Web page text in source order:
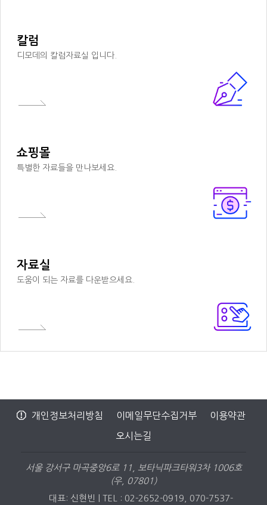
칼럼
디모데의 칼럼자료실 입니다.
쇼핑몰
특별한 자료들을 만나보세요.
자료실
도움이 되는 자료를 다운받으세요.
개인정보처리방침 이메일무단수집거부 이용약관
오시는길
서울 강서구 마곡중앙6로 11, 보타닉파크타워3차 1006호
(우, 07801)
대표: 신현빈 | TEL : 02-2652-0919, 070-7537-